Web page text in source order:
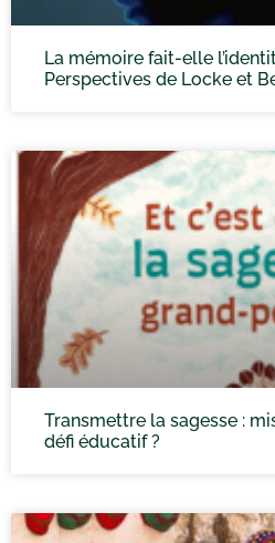
La mémoire fait-elle
Perspectives de Locke et
Transmettre la sagesse :
défi éducatif ?